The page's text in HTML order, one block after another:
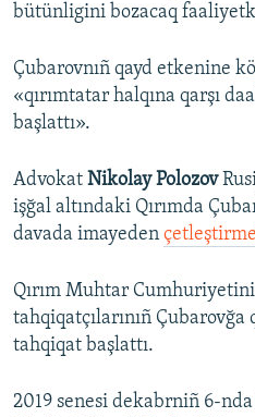
bütünligini bozacaq
Çubarovnıñ qayd etkenine
«qırımtatar halqına qarşı
başlattı».
Advokat Nikolay Polozov
işğal altındaki Qırımda
davada imayeden
Qırım Muhtar
tahqiqatçılarınıñ Çubarovğa
tahqiqat başlattı.
2019 senesi dekabrniñ 6-